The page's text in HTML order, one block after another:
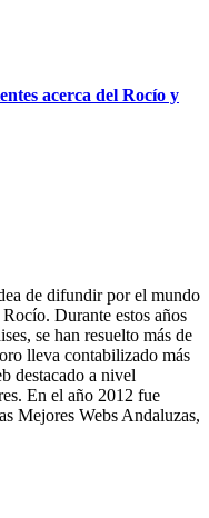
acerca del Rocío y
de difundir por el mundo
Durante estos años
se han resuelto más de
lleva contabilizado más
destacado a nivel
En el año 2012 fue
Mejores Webs Andaluzas,